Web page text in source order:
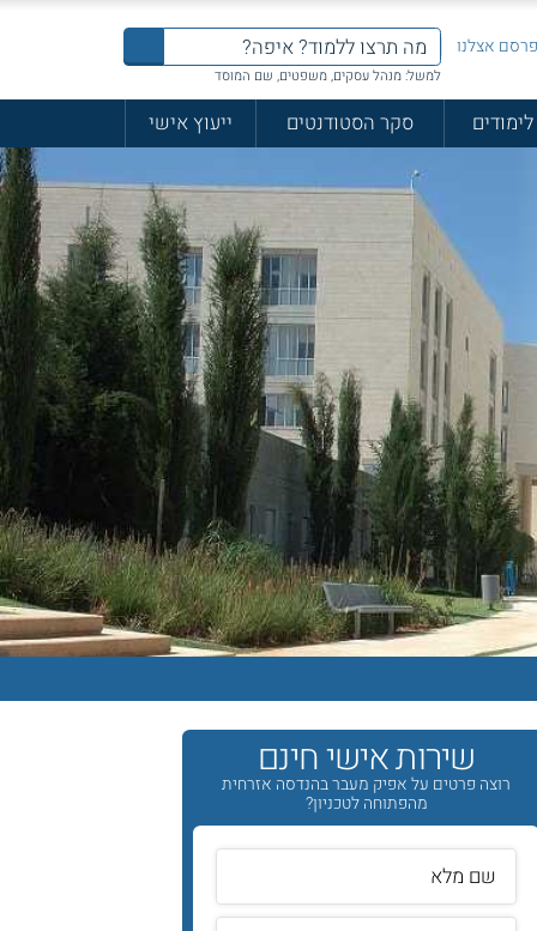
פרסם אצלנו
למשל: מנהל עסקים, משפטים, שם המוסד
סקר הסטודנטים
ייעוץ אישי
שירות אישי חינם
רוצה פרטים על אפיק מעבר בהנדסה אזרחית
מהפתוחה לטכניון?